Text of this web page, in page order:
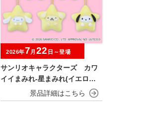
サンリオキャラクターズ カワ
イイまみれ-星まみれ(イエロー)-
ミニマスコット
2026年7 月 22 日～登場